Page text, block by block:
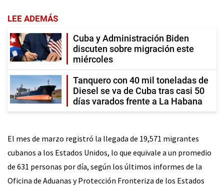
LEE ADEMÁS
Cuba y Administración Biden
discuten sobre migración este
miércoles
Tanquero con 40 mil toneladas de
Diesel se va de Cuba tras casi 50
días varados frente a La Habana
El mes de marzo registró la llegada de 19,571 migrantes
cubanos a los Estados Unidos, lo que equivale a un promedio
de 631 personas por día, según los últimos informes de la
Oficina de Aduanas y Protección Fronteriza de los Estados